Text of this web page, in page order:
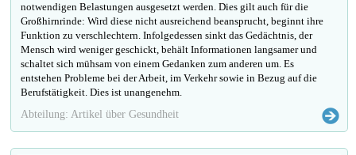
notwendigen Belastungen ausgesetzt werden. Dies gilt auch für die
Großhirnrinde: Wird diese nicht ausreichend beansprucht, beginnt ihre
Funktion zu verschlechtern. Infolgedessen sinkt das Gedächtnis, der
Mensch wird weniger geschickt, behält Informationen langsamer und
schaltet sich mühsam von einem Gedanken zum anderen um. Es
entstehen Probleme bei der Arbeit, im Verkehr sowie in Bezug auf die
Berufstätigkeit. Dies ist unangenehm.
Abteilung: Artikel über Gesundheit